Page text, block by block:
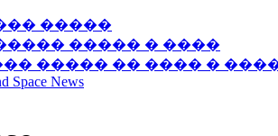
�����
����� � ����
����� �� ���� �
Space News